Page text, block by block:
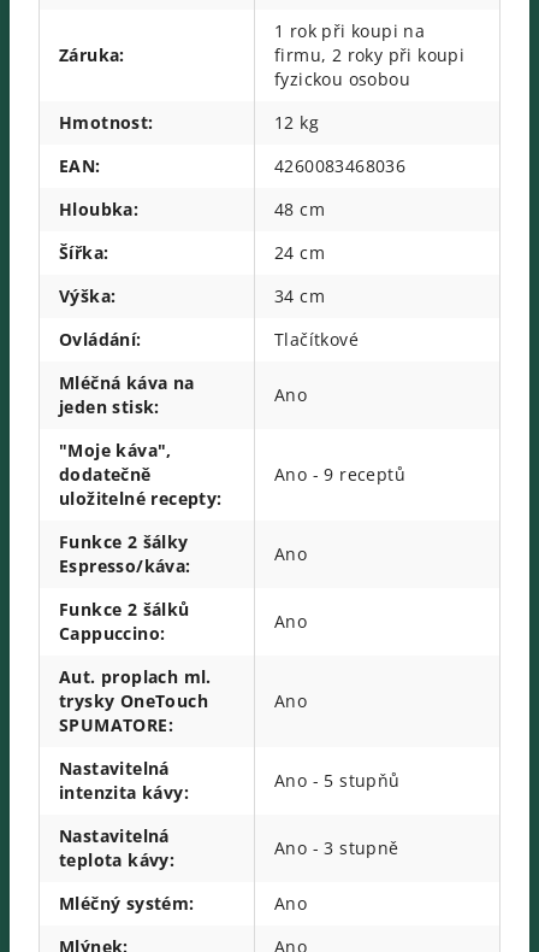
Záruka:
1 rok při koupi na
firmu, 2 roky při koupi
fyzickou osobou
Hmotnost:
12 kg
EAN:
4260083468036
Hloubka:
48 cm
Šířka:
24 cm
Výška:
34 cm
Ovládání:
Tlačítkové
Mléčná káva na
jeden stisk:
Ano
"Moje káva",
dodatečně
uložitelné recepty:
Ano - 9 receptů
Funkce 2 šálky
Espresso/káva:
Ano
Funkce 2 šálků
Cappuccino:
Ano
Aut. proplach ml.
trysky OneTouch
SPUMATORE:
Ano
Nastavitelná
intenzita kávy:
Ano - 5 stupňů
Nastavitelná
teplota kávy:
Ano - 3 stupně
Mléčný systém:
Ano
Mlýnek:
Ano